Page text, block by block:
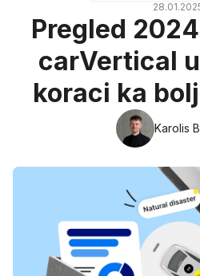
Pregled
carVertical
koraci ka
Karolis